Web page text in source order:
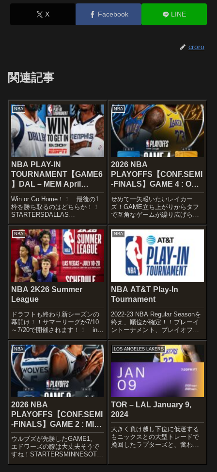
X Facebook LINE
croro
関連記事
NBA
NBA PLAY-IN
TOURNAMENT【GAME6
】DAL – MEM April
18,2025
Win or Go Home！！ 最後の1
枠を勝ち取るのはどちらか！！
STARTERSDALLAS
MAVERICKSKlay ThompsonNaji
MarshallPJ WashingtonAnthony
DavisDereck Li...
NBA
2026 NBA
PLAYOFFS【CONF.SEMI
-FINALS】GAME 4 : OKC
– LAL May 11, 2026
せめて一矢報いたいレイカー
ズ！GAME立ち上がりからタフ
で互角なゲームが繰り広げられ
ますが、2Qに抜け出したOKCが
リードして折り返します。後半
は10ポイントゲームで推移する
も、徐々にレイカーズが挽
回！ それでもクラッチタイム
を目処に再び抜...
NBA
NBA 2K26 Summer
League
ドラフトも終わり新シーズンの
幕開け！！サマーリーグが7/10
～7/20で開催されます！！ inラ
スベガス！！ いいですね～ｗ
NBA 2K26 Summer LeagueNBA
2K26 Summer League is almost
her...
NBA
NBA AT&T Play-In
Tournament
2022-23 NBA Regular Seasonを
終え、順位が確定！！プレーイ
ントーナメント、プレイオフは
以下のラインアップに。
SCHEDULEThe 2023 AT&T
NBA Play-In Tournament
schedule ...
NBA
2026 NBA
PLAYOFFS【CONF.SEMI
-FINALS】GAME 2 : MIN
– SAS May 6, 2026
ウルブズが先勝したGAME1。
エドワーズの膝は大丈夫そうで
すね！STARTERSMINNESOTA
TIMBERWOLVESGAME TWO’S
LOS ANGELES LAKERS
TOR – LAL January 9,
2024
大きく負け越し下位に低迷する
もニックスとの大型トレードで
挽回したラプターズと、奮わな